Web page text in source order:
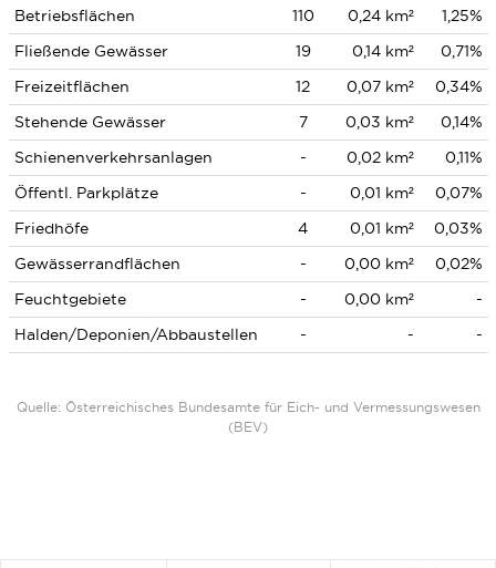
Betriebsflächen 110 0,24 km²
1,25%
Fließende Gewässer
19 0,14 km²
0,71%
Freizeitflächen
12 0,07 km²
0,34%
Stehende Gewässer
7 0,03 km²
0,14%
Schienenverkehrsanlagen
- 0,02 km²
0,11%
Öffentl. Parkplätze
- 0,01 km²
0,07%
Friedhöfe
4 0,01 km²
0,03%
Gewässerrandflächen
- 0,00 km²
0,02%
Feuchtgebiete
- 0,00 km²
-
Halden/Deponien/Abbaustellen
- - -
Quelle: Österreichisches Bundesamte für Eich- und Vermessungswesen
(BEV)